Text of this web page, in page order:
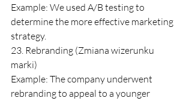
Example: We used A/B testing to
determine the more effective marketing
strategy.
23. Rebranding (Zmiana wizerunku
marki)
Example: The company underwent
rebranding to appeal to a younger